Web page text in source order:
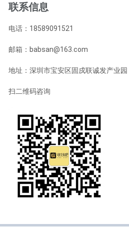
联系信息
电话：18589091521
邮箱：babsan@163.com
地址：深圳市宝安区固戍联诚发产业园
扫二维码咨询